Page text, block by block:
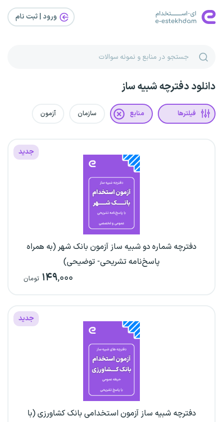
ورود | ثبت‌ نام
دانلود دفترچه شبیه ساز
فیلترها منابع سازمان آزمون
جدید
دفترچه شماره دو شبیه ساز آزمون بانک شهر (به همراه
پاسخ‌نامه تشریحی- توضیحی)
۱۴۹,۰۰۰ تومان
جدید
دفترچه شبیه ساز آزمون استخدامی بانک کشاورزی (با